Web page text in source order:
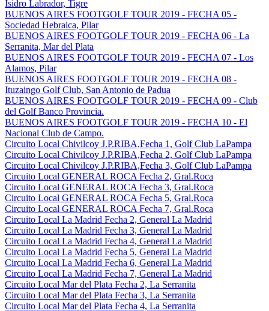
Isidro Labrador, Tigre
BUENOS AIRES FOOTGOLF TOUR 2019 - FECHA 05 -
Sociedad Hebraica, Pilar
BUENOS AIRES FOOTGOLF TOUR 2019 - FECHA 06 - La
Serranita, Mar del Plata
BUENOS AIRES FOOTGOLF TOUR 2019 - FECHA 07 - Los
Alamos, Pilar
BUENOS AIRES FOOTGOLF TOUR 2019 - FECHA 08 -
Ituzaingo Golf Club, San Antonio de Padua
BUENOS AIRES FOOTGOLF TOUR 2019 - FECHA 09 - Club
del Golf Banco Provincia.
BUENOS AIRES FOOTGOLF TOUR 2019 - FECHA 10 - El
Nacional Club de Campo.
Circuito Local Chivilcoy J.P.RIBA,Fecha 1, Golf Club LaPampa
Circuito Local Chivilcoy J.P.RIBA,Fecha 2, Golf Club LaPampa
Circuito Local Chivilcoy J.P.RIBA,Fecha 3, Golf Club LaPampa
Circuito Local GENERAL ROCA Fecha 2, Gral.Roca
Circuito Local GENERAL ROCA Fecha 3, Gral.Roca
Circuito Local GENERAL ROCA Fecha 5, Gral.Roca
Circuito Local GENERAL ROCA Fecha 7, Gral.Roca
Circuito Local La Madrid Fecha 2, General La Madrid
Circuito Local La Madrid Fecha 3, General La Madrid
Circuito Local La Madrid Fecha 4, General La Madrid
Circuito Local La Madrid Fecha 5, General La Madrid
Circuito Local La Madrid Fecha 6, General La Madrid
Circuito Local La Madrid Fecha 7, General La Madrid
Circuito Local Mar del Plata Fecha 2, La Serranita
Circuito Local Mar del Plata Fecha 3, La Serranita
Circuito Local Mar del Plata Fecha 4, La Serranita